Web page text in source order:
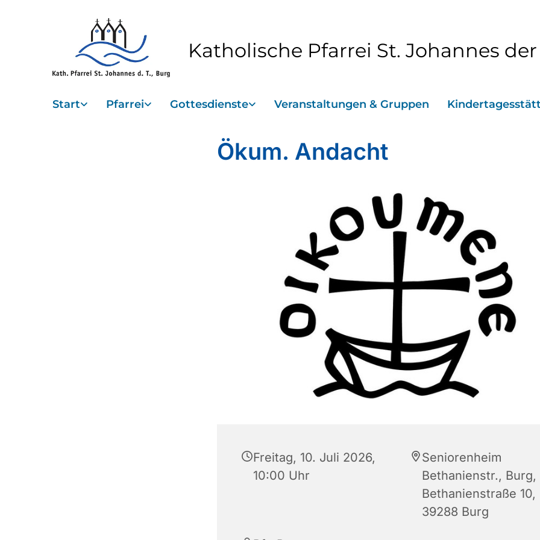
Katholische Pfarrei St. Johannes
Start Pfarrei Gottesdienste Veranstaltungen & Gruppen
Ökum. Andacht
Freitag, 10. Juli 2026,
10:00 Uhr
Seniorenheim
Bethanienstr., Burg,
Bethanienstraße 10,
39288 Burg